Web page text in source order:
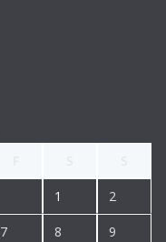
1 2
7 8 9